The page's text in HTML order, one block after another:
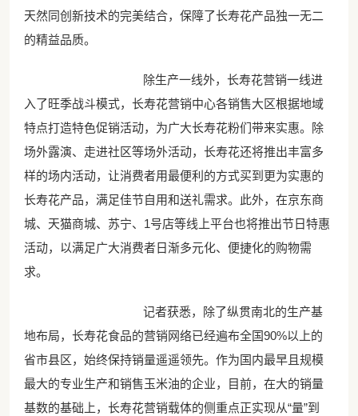
天然同创新技术的完美结合，保障了长寿花产品独一无二
的精益品质。
除生产一线外，长寿花营销一线进
入了旺季战斗模式，长寿花营销中心各销售大区根据地域
特点打造特色促销活动，为广大长寿花粉们带来实惠。除
场外露演、走进社区等场外活动，长寿花还将推出丰富多
样的场内活动，让消费者用最便利的方式买到更为实惠的
长寿花产品，满足佳节自用和送礼需求。此外，在京东商
城、天猫商城、苏宁、1号店等线上平台也将推出节日特惠
活动，以满足广大消费者日渐多元化、便捷化的购物需
求。
记者获悉，除了纵贯南北的生产基
地布局，长寿花食品的营销网络已经遍布全国90%以上的
省市县区，始终保持销量遥遥领先。作为国内最早且规模
最大的专业生产和销售玉米油的企业，目前，在大的销量
基数的基础上，长寿花营销载体的侧重点正实现从“量”到